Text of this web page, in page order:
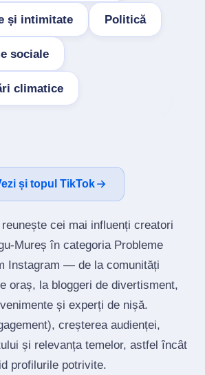
și intimitate Politică
sociale
climatice
și topul TikTok
cei mai influenți creatori
Mureș în categoria Probleme
Instagram — de la comunități
oraș, la bloggeri de divertisment,
și experți de nișă.
creșterea audienței,
și relevanța temelor, astfel încât
profilurile potrivite.